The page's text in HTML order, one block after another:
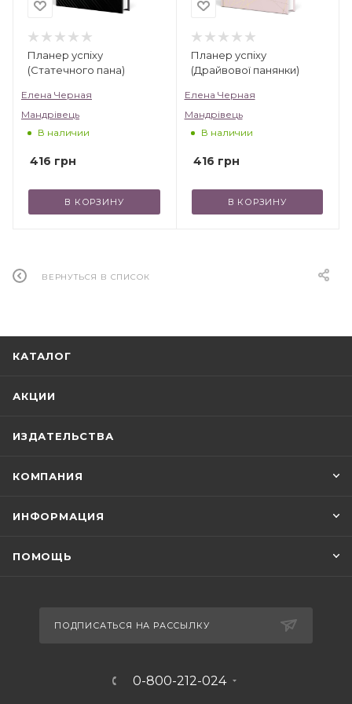
Инжире.
Планер успіху
(Статечного пана)
Елена Черная
Мандрівець
В наличии
416 грн
В КОРЗИНУ
Планер успіху
(Драйвової панянки)
Елена Черная
Мандрівець
В наличии
416 грн
В КОРЗИНУ
ВЕРНУТЬСЯ В СПИСОК
КАТАЛОГ
АКЦИИ
ИЗДАТЕЛЬСТВА
КОМПАНИЯ
ИНФОРМАЦИЯ
ПОМОЩЬ
ПОДПИСАТЬСЯ НА РАССЫЛКУ
0-800-212-024